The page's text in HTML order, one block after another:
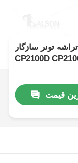
تراشه تونر سازگار CTL C21000H برای Pantum
CP2100D
قیمت